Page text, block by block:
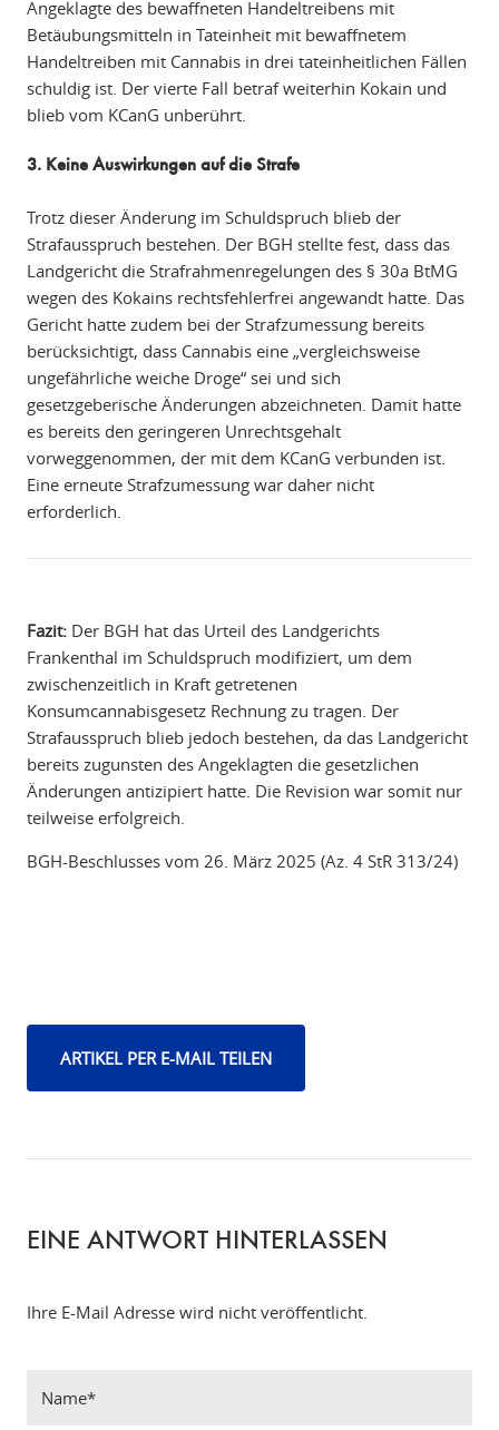
Angeklagte des bewaffneten Handeltreibens mit
Betäubungsmitteln in Tateinheit mit bewaffnetem
Handeltreiben mit Cannabis in drei tateinheitlichen Fällen
schuldig ist. Der vierte Fall betraf weiterhin Kokain und
blieb vom KCanG unberührt.
3. Keine Auswirkungen auf die Strafe
Trotz dieser Änderung im Schuldspruch blieb der
Strafausspruch bestehen. Der BGH stellte fest, dass das
Landgericht die Strafrahmenregelungen des § 30a BtMG
wegen des Kokains rechtsfehlerfrei angewandt hatte. Das
Gericht hatte zudem bei der Strafzumessung bereits
berücksichtigt, dass Cannabis eine „vergleichsweise
ungefährliche weiche Droge“ sei und sich
gesetzgeberische Änderungen abzeichneten. Damit hatte
es bereits den geringeren Unrechtsgehalt
vorweggenommen, der mit dem KCanG verbunden ist.
Eine erneute Strafzumessung war daher nicht
erforderlich.
Fazit:Der BGH hat das Urteil des Landgerichts
Frankenthal im Schuldspruch modifiziert, um dem
zwischenzeitlich in Kraft getretenen
Konsumcannabisgesetz Rechnung zu tragen. Der
Strafausspruch blieb jedoch bestehen, da das Landgericht
bereits zugunsten des Angeklagten die gesetzlichen
Änderungen antizipiert hatte. Die Revision war somit nur
teilweise erfolgreich.
BGH-Beschlusses vom 26. März 2025 (Az. 4 StR 313/24)
ARTIKEL PER E-MAIL TEILEN
EINE ANTWORT HINTERLASSEN
Ihre E-Mail Adresse wird nicht veröffentlicht.